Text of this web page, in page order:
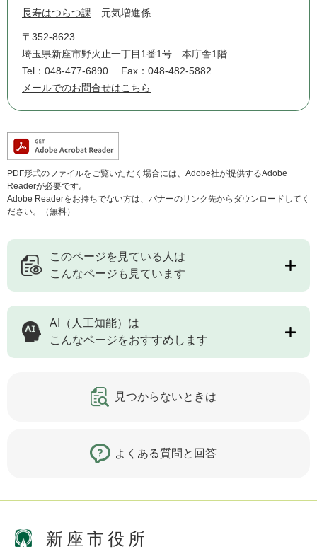
長寿はつらつ課 元気増進係
〒352-8623
埼玉県新座市野火止一丁目1番1号 本庁舎1階
Tel：048-477-6890
Fax：048-482-5882
メールでのお問合せはこちら
PDF形式のファイルをご覧いただく場合には、Adobe社が提供するAdobe
Readerが必要です。
Adobe Readerをお持ちでない方は、バナーのリンク先からダウンロードしてく
ださい。（無料）
このページを見ている人は
こんなページも見ています
AI（人工知能）は
こんなページをおすすめします
見つからないときは
よくある質問と回答
新座市役所